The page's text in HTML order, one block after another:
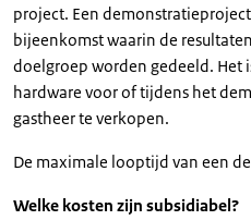
project. Een
bijeenkomst waarin de
doelgroep worden gedeeld. Het
hardware voor of tijdens het
gastheer te verkopen.
De maximale looptijd van een
Welke kosten zijn subsidiabel?